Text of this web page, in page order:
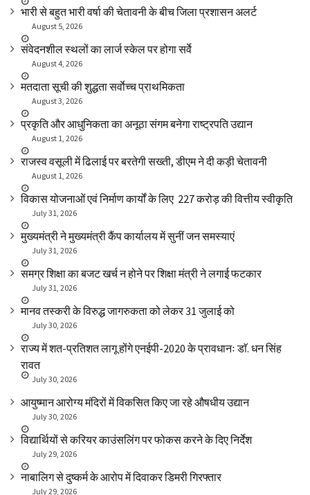
भारी से बहुत भारी वर्षा की चेतावनी के बीच जिला प्रशासन अलर्ट
August 5, 2026
संवेदनशील स्थलों का लार्ज स्केल पर होगा सर्वे
August 4, 2026
मतदाता सूची की शुद्धता सर्वाेच्च प्राथमिकता
August 3, 2026
प्रकृति और आधुनिकता का अनूठा संगम बनेगा राष्ट्रपति उद्यान
August 1, 2026
राजस्व वसूली में ढिलाई पर बरतेगी सख्ती, डीएम ने दी कड़ी चेतावनी
August 1, 2026
विकास योजनाओं एवं निर्माण कार्यों के लिए ₹ 227 करोड़ की वित्तीय स्वीकृति
July 31, 2026
मुख्यमंत्री ने मुख्यमंत्री कैंप कार्यालय में सुनीं जन समस्याएं
July 31, 2026
समग्र शिक्षा का बजट खर्च न होने पर शिक्षा मंत्री ने लगाई फटकार
July 31, 2026
मानव तस्करी के विरुद्ध जागरुकता को लेकर 31 जुलाई को
July 30, 2026
राज्य में शत-प्रतिशत लागू होंगे एनईपी-2020 के प्रावधानः डाॅ. धन सिंह
रावत
July 30, 2026
आयुष्मान आरोग्य मंदिरों में विकसित किए जा रहे औषधीय उद्यान
July 30, 2026
विद्यार्थियों से करियर काउंसलिंग पर फोकस करने के दिए निर्देश
July 29, 2026
नाबालिग से दुष्कर्म के आरोप में दिवाकर डिमरी गिरफ्तार
July 29, 2026